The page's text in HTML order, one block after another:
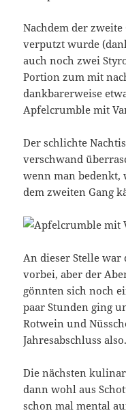
Nachdem der
verputzt wurde
auch noch zwei
Portion zum mit
dankbarerweise
Apfelcrumble mit
Der schlichte
verschwand
wenn man
dem zweiten Gang
An dieser Stelle
vorbei, aber der
gönnten sich noch
paar Stunden ging
Rotwein und
Jahresabschluss also.
Die nächsten
dann wohl aus
schon mal mental